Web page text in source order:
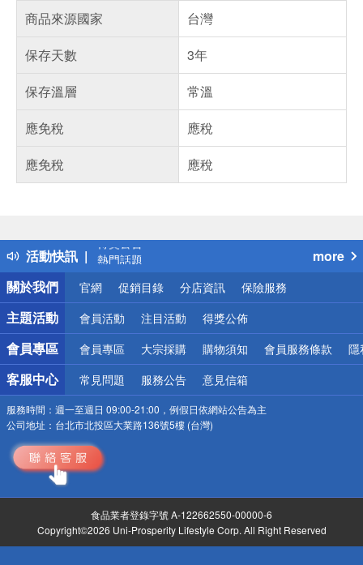
商品來源國家
台灣
保存天數
3年
保存溫層
常溫
應免稅
應稅
應免稅
應稅
活動快訊
得獎公告
熱門話題
銀行優惠
偏遠地區配送
詐騙網頁！請小心！
more
關於我們
官網 促銷目錄 分店資訊 保險服務
主題活動 會員活動 注目活動 得獎公佈
會員專區 會員專區 大宗採購 購物須知 會員服務條款 隱
客服中心 常見問題 服務公告 意見信箱
服務時間： 週一至週日 09:00-21:00，例假日依網站公告為主
公司地址： 台北市北投區大業路136號5樓 (台灣)
食品業者登錄字號 A-122662550-00000-6
Copyright©2026 Uni-Prosperity Lifestyle Corp. All Right Reserved